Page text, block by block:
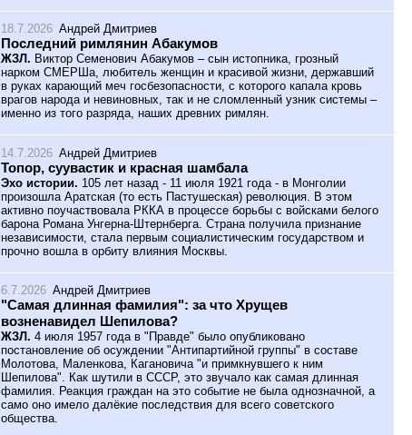
18.7.2026 Андрей Дмитриев
Последний римлянин Абакумов
ЖЗЛ. Виктор Семенович Абакумов – сын истопника, грозный
нарком СМЕРШа, любитель женщин и красивой жизни, державший
в руках карающий меч госбезопасности, с которого капала кровь
врагов народа и невиновных, так и не сломленный узник системы –
именно из того разряда, наших древних римлян.
14.7.2026 Андрей Дмитриев
Топор, суувастик и красная шамбала
Эхо истории. 105 лет назад - 11 июля 1921 года - в Монголии
произошла Аратская (то есть Пастушеская) революция. В этом
активно поучаствовала РККА в процессе борьбы с войсками белого
барона Романа Унгерна-Штернберга. Страна получила признание
независимости, стала первым социалистическим государством и
прочно вошла в орбиту влияния Москвы.
6.7.2026 Андрей Дмитриев
"Самая длинная фамилия": за что Хрущев
возненавидел Шепилова?
ЖЗЛ. 4 июля 1957 года в "Правде" было опубликовано
постановление об осуждении "Антипартийной группы" в составе
Молотова, Маленкова, Кагановича "и примкнувшего к ним
Шепилова". Как шутили в СССР, это звучало как самая длинная
фамилия. Реакция граждан на это событие не была однозначной, а
само оно имело далёкие последствия для всего советского
общества.